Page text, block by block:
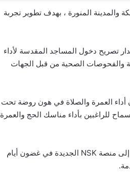
والمدينة المنورة ، بهدف تطوير تجربة
تصريح دخول المساجد المقدسة لأداء
والفحوصات الصحية من قبل الجهات
العمرة والصلاة في هون روضة تحت
للراغبين بأداء مناسك الحج والعمرة
بالإضافة إلى ذلك ، بعد ترقية التطبيق الرسمي ، ستطلب الشركة إصدار وتأكيد تصاريح الحج في المنزل قامت بترحيل جميع خدماتها السابقة إلى منصة NSK الجديدة في غضون أيام